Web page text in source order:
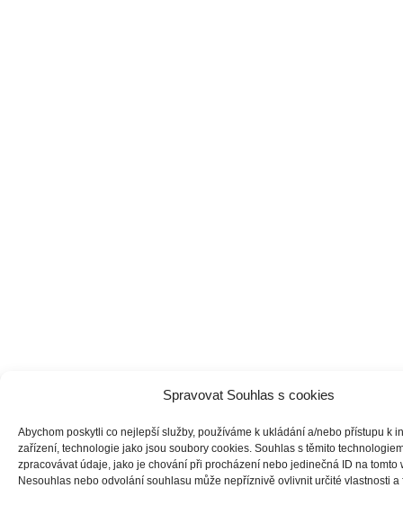
Spravovat Souhlas s cookies
Abychom poskytli co nejlepší služby, používáme k ukládání a/nebo přístupu k
zařízení, technologie jako jsou soubory cookies. Souhlas s těmito
zpracovávat údaje, jako je chování při procházení nebo jedinečná ID na tomto
Nesouhlas nebo odvolání souhlasu může nepříznivě ovlivnit určité vlastnosti a